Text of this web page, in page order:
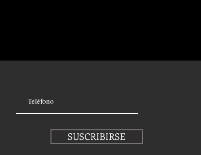
SUSCRIBIRSE